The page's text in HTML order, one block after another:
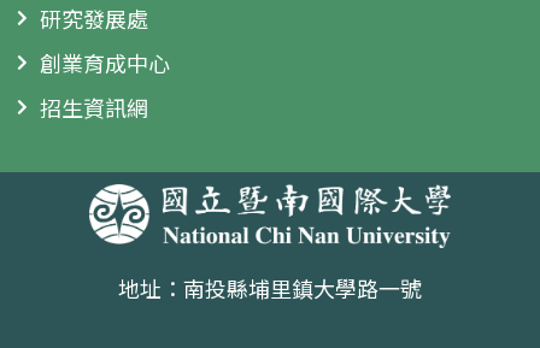
研究發展處
創業育成中心
招生資訊網
地址：南投縣埔里鎮大學路一號